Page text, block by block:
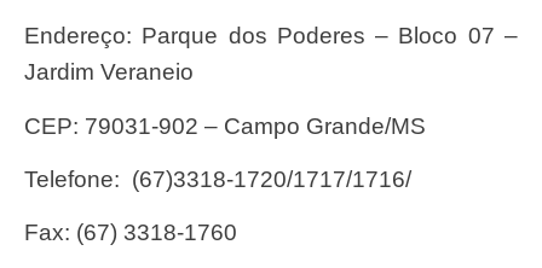
Endereço: Parque dos Poderes – Bloco 07 –
Jardim Veraneio
CEP: 79031-902 – Campo Grande/MS
Telefone: (67)3318-1720/1717/1716/
Fax: (67) 3318-1760